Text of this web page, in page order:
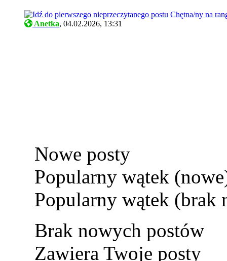
Chętna/ny na
Anetka, 04.02.2026, 13:31
Nowe posty
Popularny wątek
Popularny wątek (brak
Brak nowych postów
Zawiera Twoje posty